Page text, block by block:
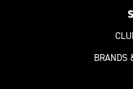
BRANDS